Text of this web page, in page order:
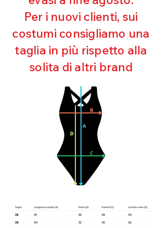
Ultra cloro resistente
Mantenimento della forma
Perfetta vestibilità
Asciugatura rapida
Bielastico
Per i nuovi clienti, sui
costumi consigliamo una
taglia in più rispetto alla
solita di altri brand